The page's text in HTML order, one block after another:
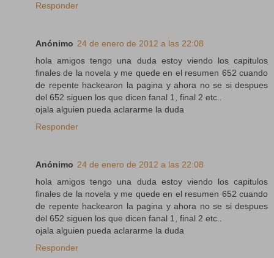
Responder
Anónimo 24 de enero de 2012 a las 22:08
hola amigos tengo una duda estoy viendo los capitulos
finales de la novela y me quede en el resumen 652 cuando
de repente hackearon la pagina y ahora no se si despues
del 652 siguen los que dicen fanal 1, final 2 etc..
ojala alguien pueda aclararme la duda
Responder
Anónimo 24 de enero de 2012 a las 22:08
hola amigos tengo una duda estoy viendo los capitulos
finales de la novela y me quede en el resumen 652 cuando
de repente hackearon la pagina y ahora no se si despues
del 652 siguen los que dicen fanal 1, final 2 etc..
ojala alguien pueda aclararme la duda
Responder